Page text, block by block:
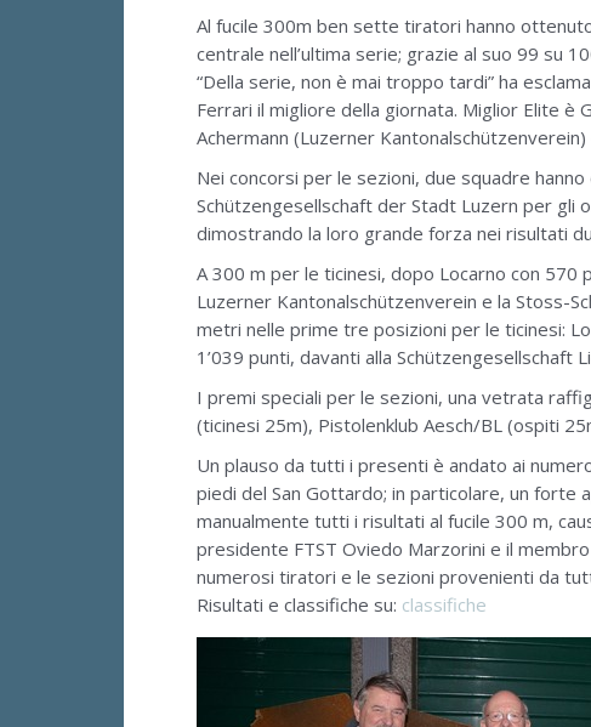
Al fucile 300m ben sette tiratori hanno
centrale nell’ultima serie; grazie al suo 99 su
“Della serie, non è mai troppo tardi” ha
Ferrari il migliore della giornata. Miglior Elite è
Achermann (Luzerner
Nei concorsi per le sezioni, due squadre
Schützengesellschaft der Stadt Luzern per gli
dimostrando la loro grande forza nei risultati
A 300 m per le ticinesi, dopo Locarno con
Luzerner Kantonalschützenverein e la Stoss-
metri nelle prime tre posizioni per le ticinesi:
1’039 punti, davanti alla Schützengesellschaft
I premi speciali per le sezioni, una vetrata
(ticinesi 25m), Pistolenklub Aesch/BL (ospiti
Un plauso da tutti i presenti è andato ai
piedi del San Gottardo; in particolare, un forte
manualmente tutti i risultati al fucile 300 m,
presidente FTST Oviedo Marzorini e il
numerosi tiratori e le sezioni provenienti da
Risultati e classifiche su: classifiche